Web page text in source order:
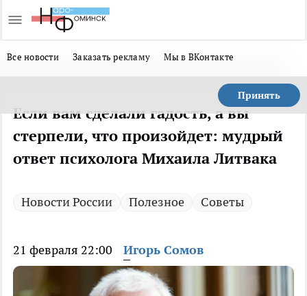
Все новости Заказать рекламу Мы в ВКонтакте
Принять
Если вам сделали гадость, а вы
стерпели, что произойдет: мудрый
ответ психолога Михаила Литвака
Новости России Полезное Советы
21 февраля 22:00 Игорь Сомов